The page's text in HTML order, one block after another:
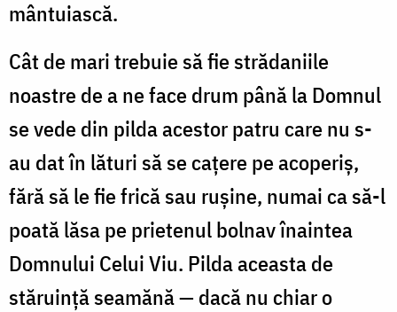
mântuiască.
Cât de mari trebuie să fie strădaniile
noastre de a ne face drum până la Domnul
se vede din pilda acestor patru care nu s-
au dat în lături să se caţere pe acoperiş,
fără să le fie frică sau ruşine, numai ca să-l
poată lăsa pe prietenul bolnav înaintea
Domnului Celui Viu. Pilda aceasta de
stăruinţă seamănă — dacă nu chiar o